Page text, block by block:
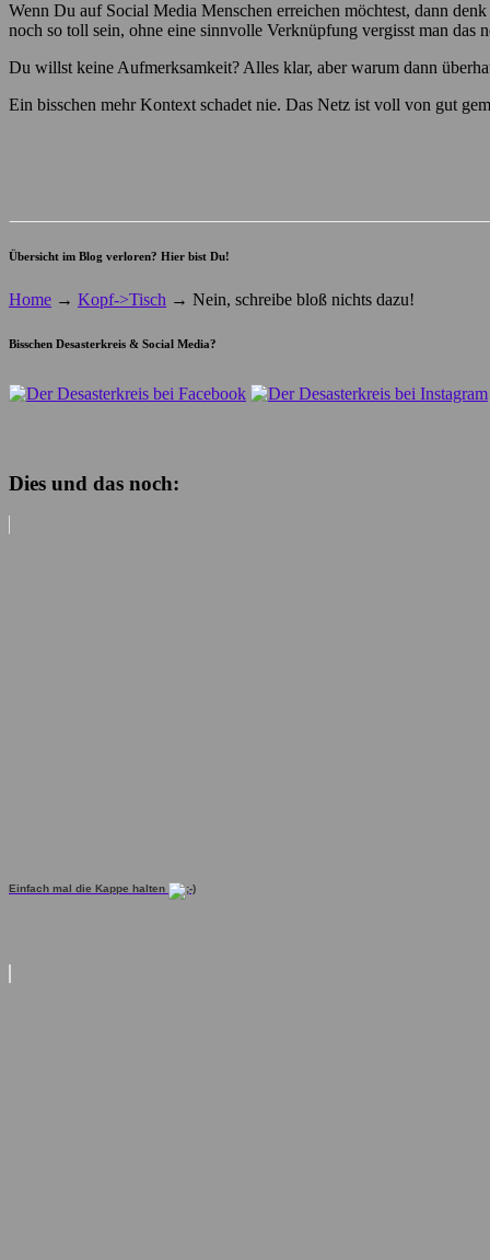
Wenn Du auf Social Media Menschen erreichen möchtest, dann
noch so toll sein, ohne eine sinnvolle Verknüpfung vergisst man das
Du willst keine Aufmerksamkeit? Alles klar, aber warum dann
Ein bisschen mehr Kontext schadet nie. Das Netz ist voll von gut
Übersicht im Blog verloren? Hier bist Du!
Home → Kopf->Tisch → Nein, schreibe bloß nichts dazu!
Bisschen Desasterkreis & Social Media?
Dies und das noch:
Einfach mal die Kappe halten